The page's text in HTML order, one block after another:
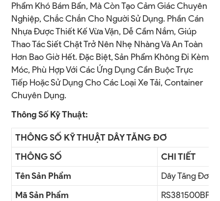
Phẩm Khó Bám Bẩn, Mà Còn Tạo Cảm Giác Chuyên
Nghiệp, Chắc Chắn Cho Người Sử Dụng. Phần Cán
Nhựa Được Thiết Kế Vừa Vặn, Dễ Cầm Nắm, Giúp
Thao Tác Siết Chặt Trở Nên Nhẹ Nhàng Và An Toàn
Hơn Bao Giờ Hết. Đặc Biệt, Sản Phẩm Không Đi Kèm
Móc, Phù Hợp Với Các Ứng Dụng Cần Buộc Trực
Tiếp Hoặc Sử Dụng Cho Các Loại Xe Tải, Container
Chuyên Dụng.
Thông Số Kỹ Thuật:
THÔNG SỐ KỸ THUẬT DÂY TĂNG ĐƠ
THÔNG SỐ
CHI TIẾT
Tên Sản Phẩm
Dây Tăng Đơ
Mã Sản Phẩm
RS381500BP